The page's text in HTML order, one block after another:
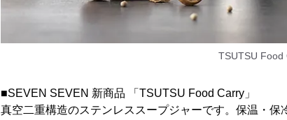
TSUTSU Food
■SEVEN SEVEN 新商品 「TSUTSU Food Carry」
真空二重構造のステンレススープジャーです。保温・